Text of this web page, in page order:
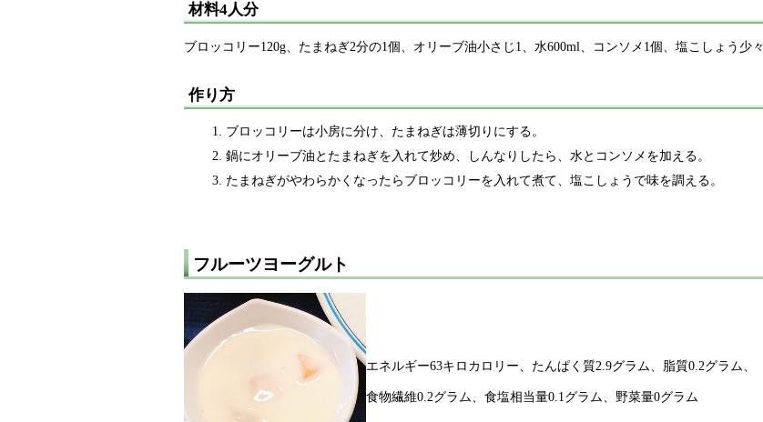
材料4人分
ブロッコリー120g、たまねぎ2分の1個、オリーブ油小さじ1、水600ml、コンソメ1個、塩こしょう少々
作り方
ブロッコリーは小房に分け、たまねぎは薄切りにする。
鍋にオリーブ油とたまねぎを入れて炒め、しんなりしたら、水とコンソメを加える。
たまねぎがやわらかくなったらブロッコリーを入れて煮て、塩こしょうで味を調える。
フルーツヨーグルト
エネルギー63キロカロリー、たんぱく質2.9グラム、脂質0.2グラム、
食物繊維0.2グラム、食塩相当量0.1グラム、野菜量0グラム